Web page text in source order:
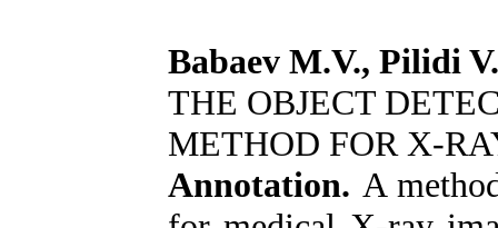
Babaev M.V., Pilidi
THE OBJECT
METHOD FOR X-
Annotation. A